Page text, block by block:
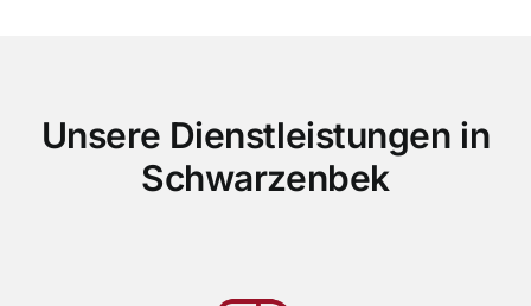
Unsere Dienstleistungen in
Schwarzenbek